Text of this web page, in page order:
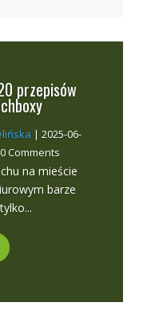
przepisów
|2025-06-
Comments
na mieście
barze